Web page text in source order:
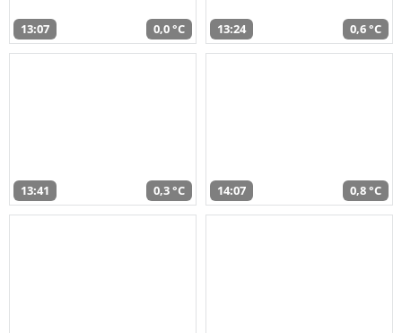
13:07 0,0 °C 13:24 0,6 °C
13:41 0,3 °C 14:07 0,8 °C